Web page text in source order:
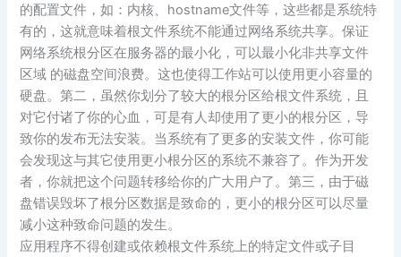
的配置文件，如：内核、hostname文件等，这些都是系统特
有的，这就意味着根文件系统不能通过网络系统共享。保证
网络系统根分区在服务器的最小化，可以最小化非共享文件
区域 的磁盘空间浪费。这也使得工作站可以使用更小容量的
硬盘。第二，虽然你划分了较大的根分区给根文件系统，且
对它付诸了你的心血，可是有人却使用了更小的根分区，导
致你的发布无法安装。当系统有了更多的安装文件，你可能
会发现这与其它使用更小根分区的系统不兼容了。作为开发
者，你就把这个问题转移给你的广大用户了。第三，由于磁
盘错误毁坏了根分区数据是致命的，更小的根分区可以尽量
减小这种致命问题的发生。
应用程序不得创建或依赖根文件系统上的特定文件或子目